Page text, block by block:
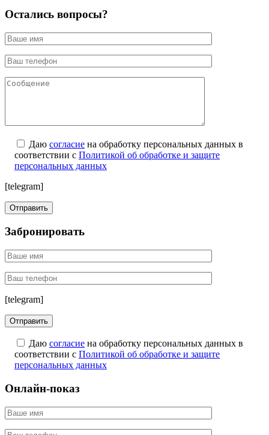
Остались вопросы?
Даю согласие на обработку персональных данных в
соответствии с Политикой об обработке и защите
персональных данных
[telegram]
Забронировать
[telegram]
Даю согласие на обработку персональных данных в
соответствии с Политикой об обработке и защите
персональных данных
Онлайн-показ